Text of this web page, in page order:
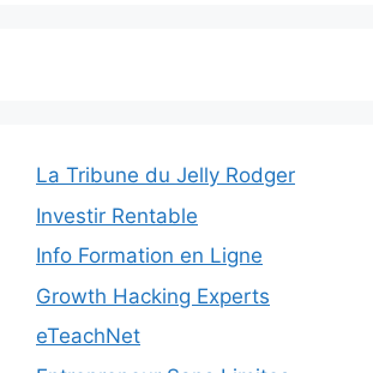
La Tribune du Jelly Rodger
Investir Rentable
Info Formation en Ligne
Growth Hacking Experts
eTeachNet